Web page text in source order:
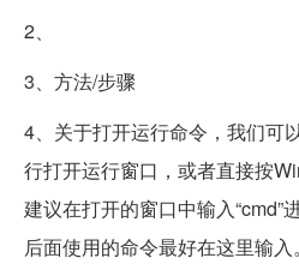
2、
3、方法/步骤
4、关于打开运行命令，我们可
行打开运行窗口，或者直接按
建议在打开的窗口中输入“cmd”
后面使用的命令最好在这里输入。